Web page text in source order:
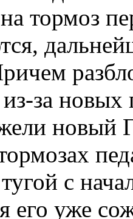
тормоз
за
новый
с
его уже